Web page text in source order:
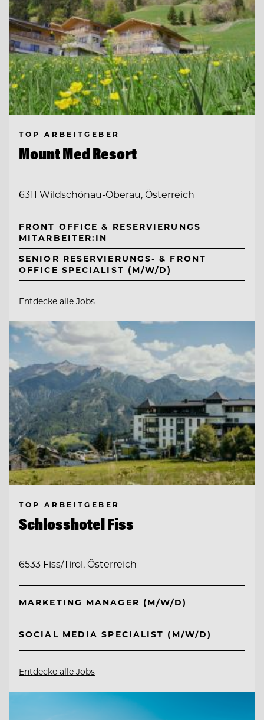
TOP ARBEITGEBER
Mount Med Resort
6311 Wildschönau-Oberau, Österreich
FRONT OFFICE & RESERVIERUNGS
MITARBEITER:IN
SENIOR RESERVIERUNGS- & FRONT
OFFICE SPECIALIST (M/W/D)
Entdecke alle Jobs
TOP ARBEITGEBER
Schlosshotel Fiss
6533 Fiss/Tirol, Österreich
MARKETING MANAGER (M/W/D)
SOCIAL MEDIA SPECIALIST (M/W/D)
Entdecke alle Jobs